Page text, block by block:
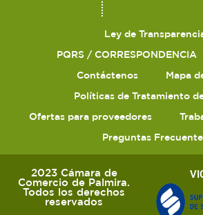
Ley de
PQRS / CORRESPONDENCIA
Contáctenos
Mapa
Políticas de Tratamiento
Ofertas para proveedores
Preguntas
2023 Cámara de
Comercio de Palmira.
Todos los derechos
reservados